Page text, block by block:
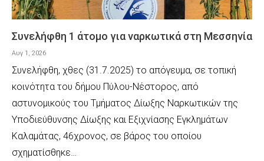
Συνελήφθη 1 άτομο για ναρκωτικά στη Μεσσηνία
Αυγ 1, 2026
Συνελήφθη, χθες (31.7.2025) το απόγευμα, σε τοπική
κοινότητα του δήμου Πύλου-Νέστορος, από
αστυνομικούς του Τμήματος Δίωξης Ναρκωτικών της
Υποδιεύθυνσης Δίωξης και Εξιχνίασης Εγκλημάτων
Καλαμάτας, 46χρονος, σε βάρος του οποίου
σχηματίσθηκε…